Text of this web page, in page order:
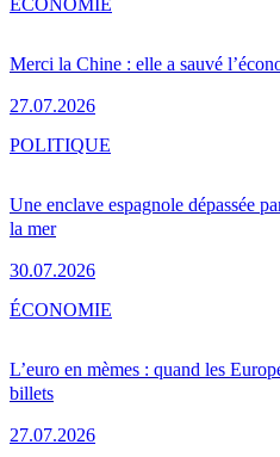
Merci la Chine : elle a sauvé
27.07.2026
Une enclave espagnole dépassée
la mer
30.07.2026
POLITIQUE
L’euro en mèmes : quand les
billets
27.07.2026
ÉCONOMIE